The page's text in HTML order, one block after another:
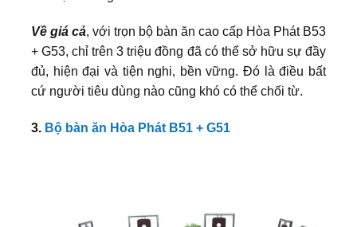
Về giá cả, với trọn bộ bàn ăn cao cấp Hòa Phát B53
+ G53, chỉ trên 3 triệu đồng đã có thể sở hữu sự đầy
đủ, hiện đại và tiện nghi, bền vững. Đó là điều bất
cứ người tiêu dùng nào cũng khó có thể chối từ.
3. Bộ bàn ăn Hòa Phát B51 + G51